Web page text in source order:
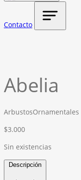
Contacto
Abelia
ArbustosOrnamentales
$3.000
Sin existencias
Descripción